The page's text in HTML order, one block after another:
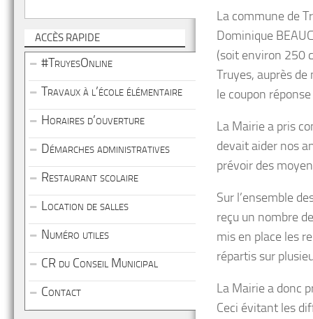
La commune de
Dominique
(soit environ 250
Truyes, auprès
le coupon
La Mairie a pris
devait aider nos
prévoir des
Sur l’ensemble
reçu un nombre
mis en place les
répartis sur
La Mairie a donc
Ceci évitant les
ACCÈS RAPIDE
#TruyesOnline
Travaux à l’école élémentaire
Horaires d’ouverture
Démarches administratives
Restaurant scolaire
Location de salles
Numéro utiles
CR du Conseil Municipal
Contact